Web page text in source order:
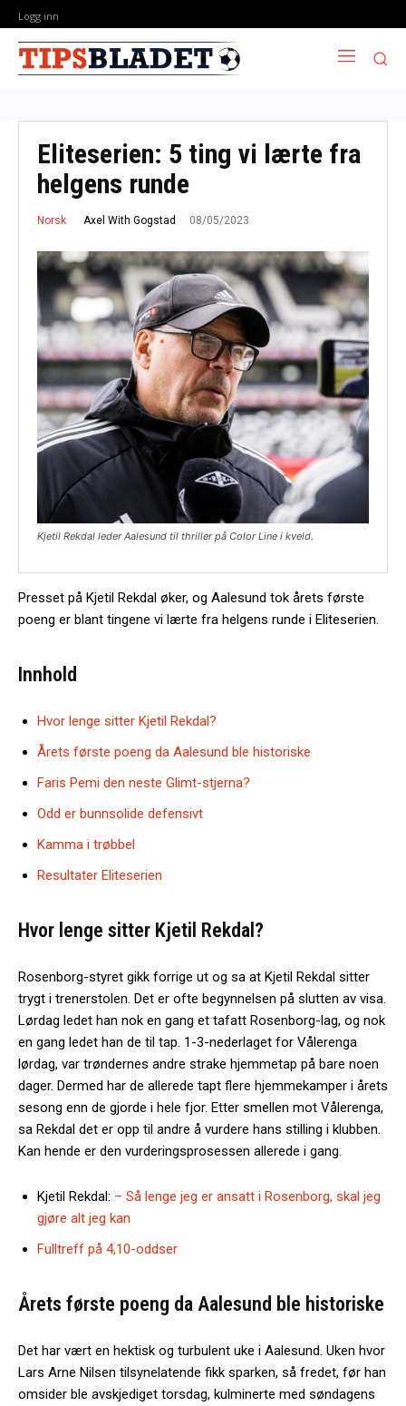
Logg inn
Eliteserien: 5 ting vi lærte fra
helgens runde
Norsk Axel With Gogstad 08/05/2023
Kjetil Rekdal leder Aalesund til thriller på Color Line i kveld.
Presset på Kjetil Rekdal øker, og Aalesund tok årets første
poeng er blant tingene vi lærte fra helgens runde i Eliteserien.
Innhold
Hvor lenge sitter Kjetil Rekdal?
Årets første poeng da Aalesund ble historiske
Faris Pemi den neste Glimt-stjerna?
Odd er bunnsolide defensivt
Kamma i trøbbel
Resultater Eliteserien
Hvor lenge sitter Kjetil Rekdal?
Rosenborg-styret gikk forrige ut og sa at Kjetil Rekdal sitter
trygt i trenerstolen. Det er ofte begynnelsen på slutten av visa.
Lørdag ledet han nok en gang et tafatt Rosenborg-lag, og nok
en gang ledet han de til tap. 1-3-nederlaget for Vålerenga
lørdag, var trøndernes andre strake hjemmetap på bare noen
dager. Dermed har de allerede tapt flere hjemmekamper i årets
sesong enn de gjorde i hele fjor. Etter smellen mot Vålerenga,
sa Rekdal det er opp til andre å vurdere hans stilling i klubben.
Kan hende er den vurderingsprosessen allerede i gang.
Kjetil Rekdal: – Så lenge jeg er ansatt i Rosenborg, skal jeg
gjøre alt jeg kan
Fulltreff på 4,10-oddser
Årets første poeng da Aalesund ble historiske
Det har vært en hektisk og turbulent uke i Aalesund. Uken hvor
Lars Arne Nilsen tilsynelatende fikk sparken, så fredet, før han
omsider ble avskjediget torsdag, kulminerte med søndagens